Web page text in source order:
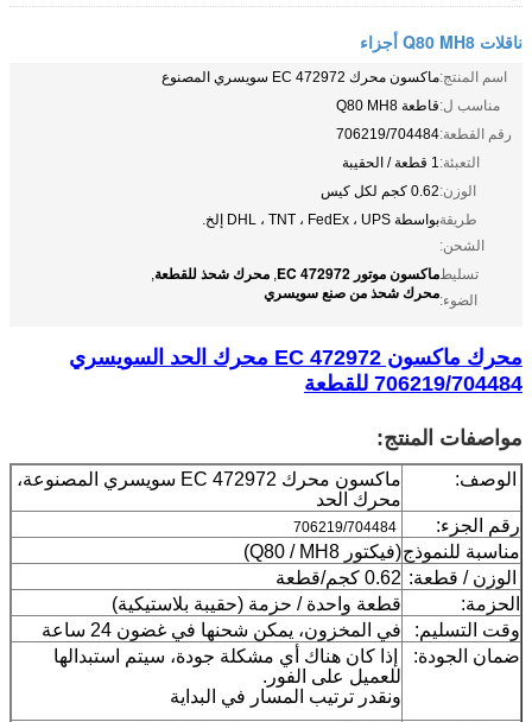
ناقلات Q80 MH8 أجزاء
اسم المنتج:ماكسون محرك EC 472972 سويسري المصنوع
مناسب ل:قاطعة Q80 MH8
رقم القطعة:706219/704484
التعبئة:1 قطعة / الحقيبة
الوزن:0.62 كجم لكل كيس
طريقة
الشحن:
بواسطة DHL ، TNT ، FedEx ، UPS إلخ.
تسليط
الضوء:
ماكسون موتور EC 472972 , محرك شحذ للقطعة,
محرك شحذ من صنع سويسري
محرك ماكسون EC 472972 محرك الحد السويسري
706219/704484 للقطعة
مواصفات المنتج:
الوصف:
ماكسون محرك EC 472972 سويسري المصنوعة،
محرك الحد
رقم الجزء:
706219/704484
مناسبة للنموذج(فيكتور Q80 / MH8)
الوزن / قطعة: 0.62 كجم/قطعة
الحزمة:
قطعة واحدة / حزمة (حقيبة بلاستيكية)
وقت التسليم:
في المخزون، يمكن شحنها في غضون 24 ساعة
ضمان الجودة:
إذا كان هناك أي مشكلة جودة، سيتم استبدالها
للعميل على الفور.
ونقدر ترتيب المسار في البداية